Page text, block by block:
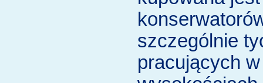
szczególnie
pracujących